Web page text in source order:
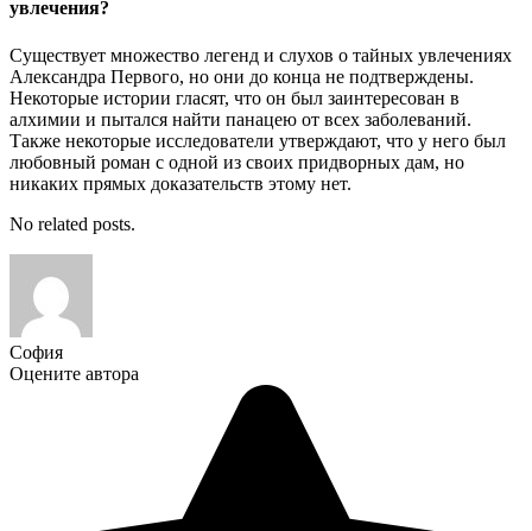
увлечения?
Существует множество легенд и слухов о тайных увлечениях
Александра Первого, но они до конца не подтверждены.
Некоторые истории гласят, что он был заинтересован в
алхимии и пытался найти панацею от всех заболеваний.
Также некоторые исследователи утверждают, что у него был
любовный роман с одной из своих придворных дам, но
никаких прямых доказательств этому нет.
No related posts.
София
Оцените автора